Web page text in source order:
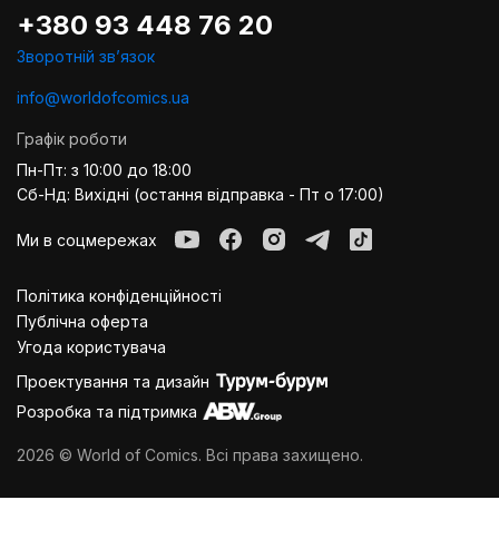
+380 93 448 76 20
Зворотній звʼязок
info@worldofcomics.ua
Графік роботи
Пн-Пт: з 10:00 до 18:00
Сб-Нд: Вихідні (остання відправка - Пт о 17:00)
Ми в соцмережах
Політика конфіденційності
Публiчна оферта
Угода користувача
Проектування та дизайн
Розробка та підтримка
2026 © World of Comics. Всі права захищено.